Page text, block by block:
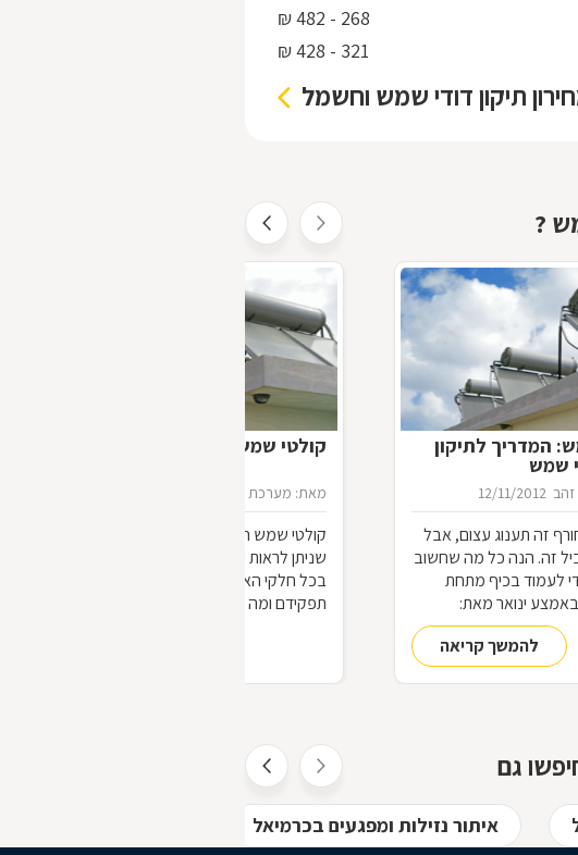
268 - 482 ₪
321 - 428 ₪
תיקון דודי שמש וחשמל
?
המדריך לתיקון
שמש
12/11/2012
זה תענוג עצום, אבל
זה. הנה כל מה שחשוב
לעמוד בכיף מתחת
ינואר מאת:
להמשך קריאה
קולטי שמש
מאת: מערכת דפי זהב
קולטי שמש הינם אותם מלבנים שחורים
שניתן לראות פזורים על גבי גגות מבנים
בכל חלקי הארץ. כיצד הם פועלים? מה
תפקידם ומה חשיבותם? על כל אלה ועוד -
גם
איתור נזילות ומפגעים בכרמיאל